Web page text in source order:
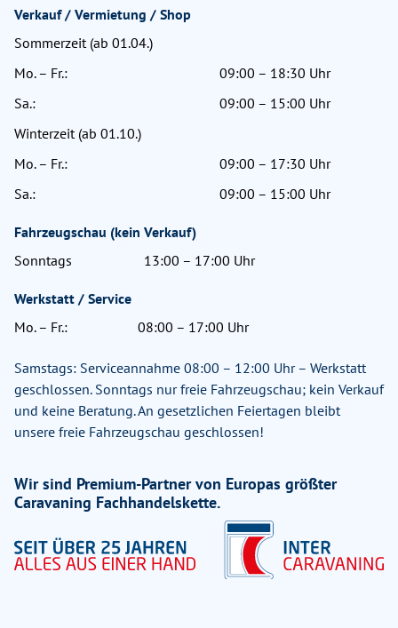
Verkauf / Vermietung / Shop
Sommerzeit (ab 01.04.)
Mo. – Fr.:
09:00 – 18:30 Uhr
Sa.:
09:00 – 15:00 Uhr
Winterzeit (ab 01.10.)
Mo. – Fr.:
09:00 – 17:30 Uhr
Sa.:
09:00 – 15:00 Uhr
Fahrzeugschau (kein Verkauf)
Sonntags
13:00 – 17:00 Uhr
Werkstatt / Service
Mo. – Fr.:
08:00 – 17:00 Uhr
Samstags: Serviceannahme 08:00 – 12:00 Uhr – Werkstatt
geschlossen. Sonntags nur freie Fahrzeugschau; kein Verkauf
und keine Beratung. An gesetzlichen Feiertagen bleibt
unsere freie Fahrzeugschau geschlossen!
Wir sind Premium-Partner von Europas größter
Caravaning Fachhandelskette.